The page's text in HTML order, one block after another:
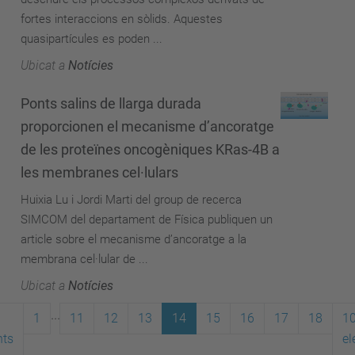
fortes interaccions en sòlids. Aquestes
quasipartícules es poden ...
Ubicat a Notícies
Ponts salins de llarga durada
proporcionen el mecanisme d’ancoratge
de les proteïnes oncogèniques KRas-4B a
les membranes cel·lulars
Huixia Lu i Jordi Marti del group de recerca
SIMCOM del departament de Física publiquen un
article sobre el mecanisme d’ancoratge a la
membrana cel·lular de ...
Ubicat a Notícies
1 11 12 13 14 15 16 17 18